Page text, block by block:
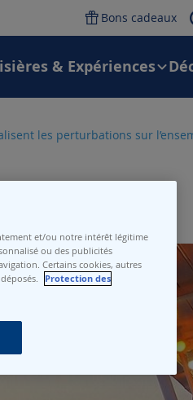
Bons cadeaux
& Expériences
les perturbations sur
et/ou notre intérêt légitime
ou des publicités
Certains cookies, autres
Protection des